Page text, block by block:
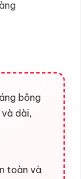
bông
và dài,
toàn và